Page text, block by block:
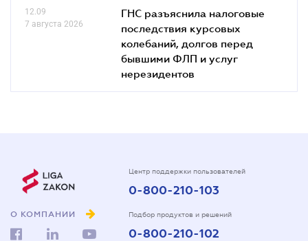
12.09
7 августа 2026
ГНС разъяснила налоговые
последствия курсовых
колебаний, долгов перед
бывшими ФЛП и услуг
нерезидентов
О КОМПАНИИ
Центр поддержки пользователей
0-800-210-103
Подбор продуктов и решений
0-800-210-102